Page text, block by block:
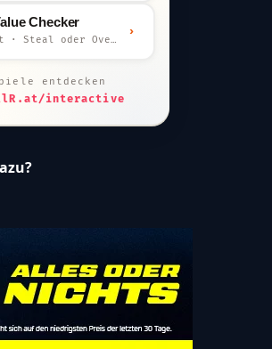
Checker
JJ-Chart · Steal oder Overpay?
›
entdecken
interactive